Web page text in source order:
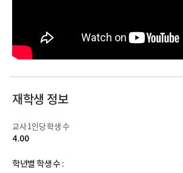
재학생 정보
교사 1인당 학생 수
4.00
학년별 학생 수 :